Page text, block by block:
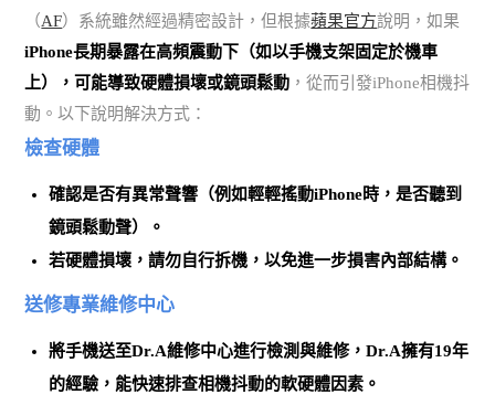
（AF）系統雖然經過精密設計，但根據蘋果官方說明，如果
iPhone長期暴露在高頻震動下（如以手機支架固定於機車
上），可能導致硬體損壞或鏡頭鬆動 ，從而引發iPhone相機抖
動。以下說明解決方式：
檢查硬體
確認是否有異常聲響（例如輕輕搖動iPhone時，是否聽到
鏡頭鬆動聲）。
若硬體損壞，請勿自行拆機，以免進一步損害內部結構。
送修專業維修中心
將手機送至Dr.A維修中心進行檢測與維修，Dr.A擁有19年
的經驗，能快速排查相機抖動的軟硬體因素。